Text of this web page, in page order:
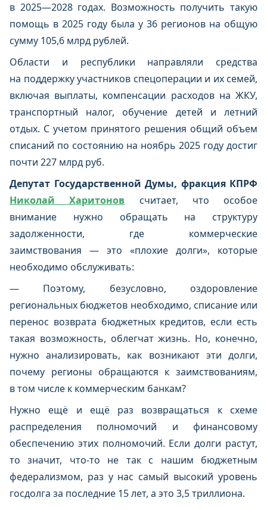
в 2025—2028 годах. Возможность получить такую
помощь в 2025 году была у 36 регионов на общую
сумму 105,6 млрд рублей.
Области и республики направляли средства
на поддержку участников спецоперации и их семей,
включая выплаты, компенсации расходов на ЖКУ,
транспортный налог, обучение детей и летний
отдых. С учетом принятого решения общий объем
списаний по состоянию на ноябрь 2025 году достиг
почти 227 млрд руб.
Депутат Государственной Думы, фракция КПРФ
Николай Харитонов считает, что особое
внимание нужно обращать на структуру
задолженности, где коммерческие
заимствования — это «плохие долги», которые
необходимо обслуживать:
— Поэтому, безусловно, оздоровление
региональных бюджетов необходимо, списание или
перенос возврата бюджетных кредитов, если есть
такая возможность, облегчат жизнь. Но, конечно,
нужно анализировать, как возникают эти долги,
почему регионы обращаются к заимствованиям,
в том числе к коммерческим банкам?
Нужно ещё и ещё раз возвращаться к схеме
распределения полномочий и финансовому
обеспечению этих полномочий. Если долги растут,
то значит, что-то не так с нашим бюджетным
федерализмом, раз у нас самый высокий уровень
госдолга за последние 15 лет, а это 3,5 триллиона.